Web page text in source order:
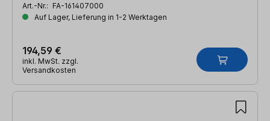
Art.-Nr.: FA-161407000
Auf Lager, Lieferung in 1-2 Werktagen
194,59 €
inkl. MwSt. zzgl.
Versandkosten